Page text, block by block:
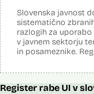
Slovenska javnost
sistematično
razlogih za
v javnem sektorju
in posameznike.
Register rabe UI v